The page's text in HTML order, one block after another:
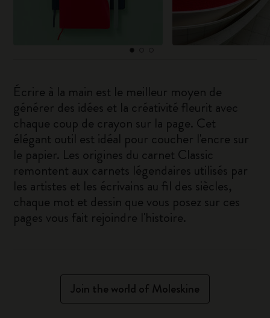
Écrire à la main est le meilleur moyen de
générer des idées et la créativité fleurit avec
chaque coup de crayon sur la page. Cet
élégant outil est idéal pour coucher l'encre sur
le papier. Les origines du carnet Classic
remontent aux carnets légendaires utilisés par
les artistes et les écrivains au fil des siècles,
chaque mot et dessin que vous posez sur ces
pages vous fait rejoindre l'histoire.
Join the world of Moleskine